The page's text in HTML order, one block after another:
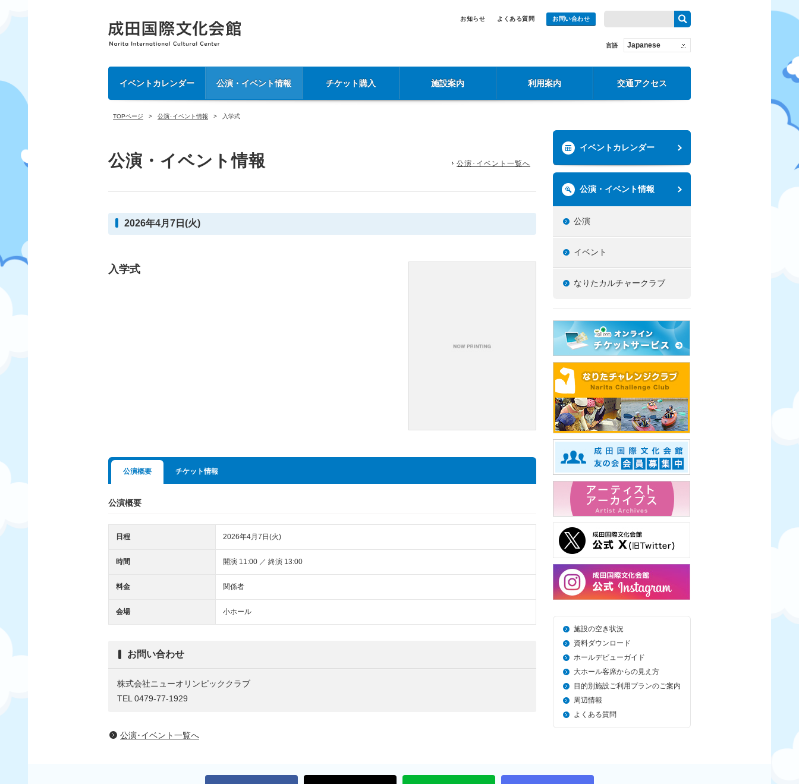
お知らせ よくある質問 お問い合わせ
言語 Japanese
イベントカレンダー 公演・イベント情報 チケット購入 施設案内 利用案内 交通アクセス
TOPページ 公演･イベント情報 入学式
公演・イベント情報 公演･イベント一覧へ
2026年4月7日(火)
入学式
公演概要 チケット情報
公演概要
日程 2026年4月7日(火)
時間 開演 11:00 ／ 終演 13:00
料金 関係者
会場 小ホール
お問い合わせ
株式会社ニューオリンピッククラブ
TEL 0479-77-1929
公演･イベント一覧へ
イベントカレンダー
公演・イベント情報
公演
イベント
なりたカルチャークラブ
施設の空き状況
資料ダウンロード
ホールデビューガイド
大ホール客席からの見え方
目的別施設ご利用プランのご案内
周辺情報
よくある質問